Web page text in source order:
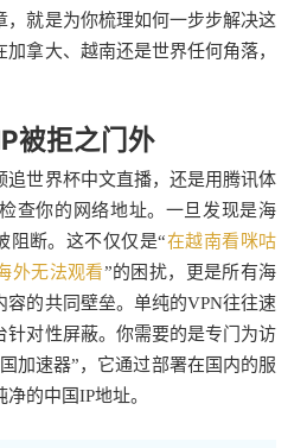
，就是为你梳理如何一步步解决这
拿大、越南还是世界任何角落，
被拒之门外
追世界杯中文直播，还是用腾讯体
查你的网络地址。一旦发现是海
阻断。这不仅仅是“在越南看咪咕
外无法观看”的困扰，更是所有海
容的共同壁垒。单纯的VPN往往速
针对性屏蔽。你需要的是专门为访
加速器”，它通过部署在国内的服
的中国IP地址。